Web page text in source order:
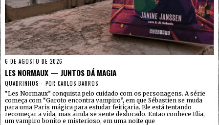
6 DE AGOSTO DE 2026
LES NORMAUX — JUNTOS DÁ MAGIA
QUADRINHOS POR CARLOS BARROS
“Les Normaux” conquista pelo cuidado com os personagens. A série
começa com “Garoto encontra vampiro”, em que Sébastien se muda
para uma Paris mágica para estudar feitiçaria. Ele está tentando
recomeçar a vida, mas ainda se sente deslocado. Então conhece Elia,
um vampiro bonito e misterioso, em uma noite que